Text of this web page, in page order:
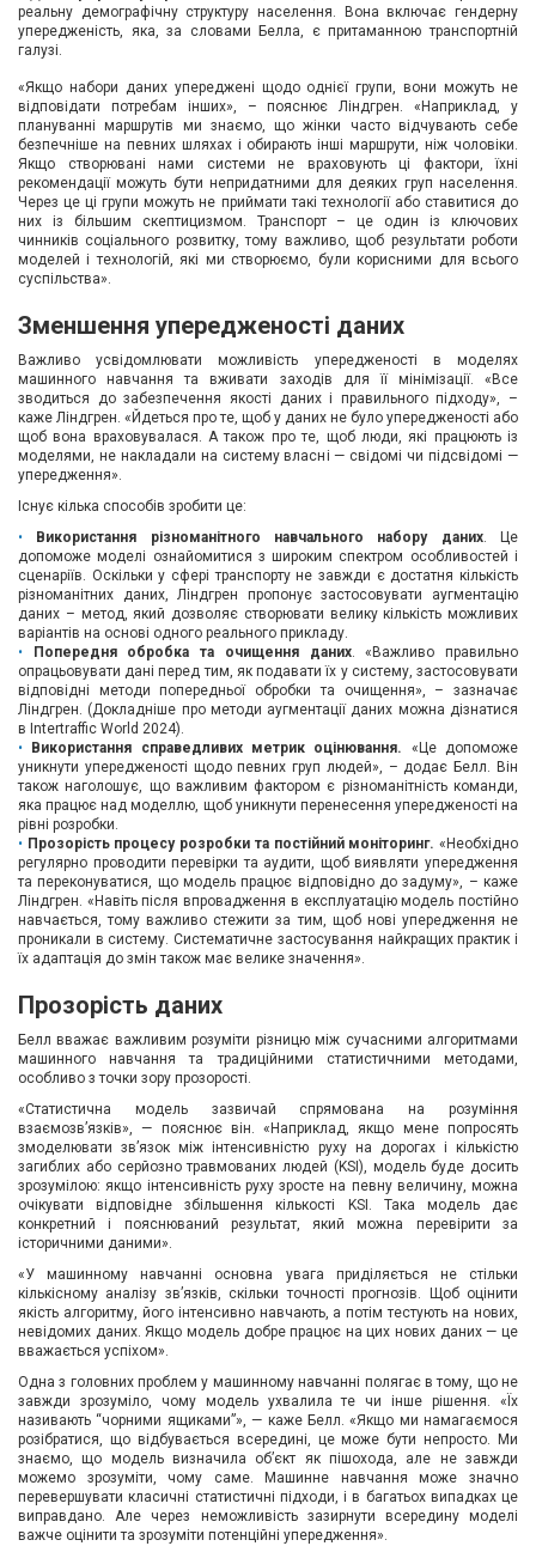
реальну демографічну структуру населення. Вона включає гендерну
упередженість, яка, за словами Белла, є притаманною транспортній
галузі.
«Якщо набори даних упереджені щодо однієї групи, вони можуть не
відповідати потребам інших», – пояснює Ліндгрен. «Наприклад, у
плануванні маршрутів ми знаємо, що жінки часто відчувають себе
безпечніше на певних шляхах і обирають інші маршрути, ніж чоловіки.
Якщо створювані нами системи не враховують ці фактори, їхні
рекомендації можуть бути непридатними для деяких груп населення.
Через це ці групи можуть не приймати такі технології або ставитися до
них із більшим скептицизмом. Транспорт – це один із ключових
чинників соціального розвитку, тому важливо, щоб результати роботи
моделей і технологій, які ми створюємо, були корисними для всього
суспільства».
Зменшення упередженості даних
Важливо усвідомлювати можливість упередженості в моделях
машинного навчання та вживати заходів для її мінімізації. «Все
зводиться до забезпечення якості даних і правильного підходу», –
каже Ліндгрен. «Йдеться про те, щоб у даних не було упередженості або
щоб вона враховувалася. А також про те, щоб люди, які працюють із
моделями, не накладали на систему власні — свідомі чи підсвідомі —
упередження».
Існує кілька способів зробити це:
Використання різноманітного навчального набору даних. Це
допоможе моделі ознайомитися з широким спектром особливостей і
сценаріїв. Оскільки у сфері транспорту не завжди є достатня кількість
різноманітних даних, Ліндгрен пропонує застосовувати аугментацію
даних – метод, який дозволяє створювати велику кількість можливих
варіантів на основі одного реального прикладу.
Попередня обробка та очищення даних. «Важливо правильно
опрацьовувати дані перед тим, як подавати їх у систему, застосовувати
відповідні методи попередньої обробки та очищення», – зазначає
Ліндгрен. (Докладніше про методи аугментації даних можна дізнатися
в Intertraffic World 2024).
Використання справедливих метрик оцінювання. «Це допоможе
уникнути упередженості щодо певних груп людей», – додає Белл. Він
також наголошує, що важливим фактором є різноманітність команди,
яка працює над моделлю, щоб уникнути перенесення упередженості на
рівні розробки.
Прозорість процесу розробки та постійний моніторинг. «Необхідно
регулярно проводити перевірки та аудити, щоб виявляти упередження
та переконуватися, що модель працює відповідно до задуму», – каже
Ліндгрен. «Навіть після впровадження в експлуатацію модель постійно
навчається, тому важливо стежити за тим, щоб нові упередження не
проникали в систему. Систематичне застосування найкращих практик і
їх адаптація до змін також має велике значення».
Прозорість даних
Белл вважає важливим розуміти різницю між сучасними алгоритмами
машинного навчання та традиційними статистичними методами,
особливо з точки зору прозорості.
«Статистична модель зазвичай спрямована на розуміння
взаємозв’язків», — пояснює він. «Наприклад, якщо мене попросять
змоделювати зв’язок між інтенсивністю руху на дорогах і кількістю
загиблих або серйозно травмованих людей (KSI), модель буде досить
зрозумілою: якщо інтенсивність руху зросте на певну величину, можна
очікувати відповідне збільшення кількості KSI. Така модель дає
конкретний і пояснюваний результат, який можна перевірити за
історичними даними».
«У машинному навчанні основна увага приділяється не стільки
кількісному аналізу зв’язків, скільки точності прогнозів. Щоб оцінити
якість алгоритму, його інтенсивно навчають, а потім тестують на нових,
невідомих даних. Якщо модель добре працює на цих нових даних — це
вважається успіхом».
Одна з головних проблем у машинному навчанні полягає в тому, що не
завжди зрозуміло, чому модель ухвалила те чи інше рішення. «Їх
називають “чорними ящиками”», — каже Белл. «Якщо ми намагаємося
розібратися, що відбувається всередині, це може бути непросто. Ми
знаємо, що модель визначила об’єкт як пішохода, але не завжди
можемо зрозуміти, чому саме. Машинне навчання може значно
перевершувати класичні статистичні підходи, і в багатьох випадках це
виправдано. Але через неможливість зазирнути всередину моделі
важче оцінити та зрозуміти потенційні упередження».